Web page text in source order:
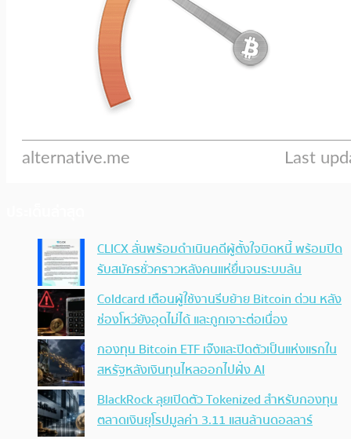
CLICX ลั่นพร้อมดำเนินคดีผู้ตั้งใจบิดหนี้ พร้อมปิด
รับสมัครชั่วคราวหลังคนแห่ยื่นจนระบบล้น
Coldcard เตือนผู้ใช้งานรีบย้าย Bitcoin ด่วน หลัง
ช่องโหว่ยังอุดไม่ได้ และถูกเจาะต่อเนื่อง
กองทุน Bitcoin ETF เจ๊งและปิดตัวเป็นแห่งแรกใน
สหรัฐหลังเงินทุนไหลออกไปฝั่ง AI
BlackRock ลุยเปิดตัว Tokenized สำหรับกองทุน
ตลาดเงินยุโรปมูลค่า 3.11 แสนล้านดอลลาร์